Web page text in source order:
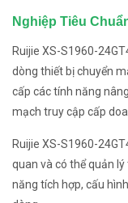
Nghiệp Tiêu
Ruijie XS-S1960-
dòng thiết bị chuyển
cấp các tính năng
mạch truy cập cấp
Ruijie XS-S1960-
quan và có thể quản
năng tích hợp, cấu